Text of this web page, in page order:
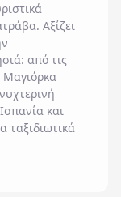
Αξίζει
από τις
Μαγιόρκα
και
ταξιδιωτικά